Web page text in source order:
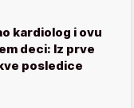
kardiolog i ovu
deci: Iz prve
posledice